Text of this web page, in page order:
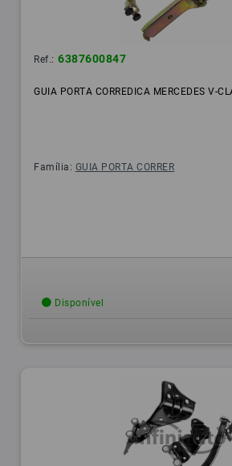
Ref.: 6387600847
GUIA PORTA CORREDICA MERCEDES V-
Família: GUIA PORTA CORRER
Disponível